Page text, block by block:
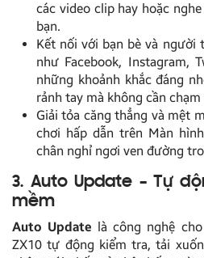
các video clip hay hoặc
bạn.
Kết nối với bạn bè và người
như Facebook, Instagram,
những khoảnh khắc đáng
rảnh tay mà không cần
Giải tỏa căng thẳng và mệt
chơi hấp dẫn trên Màn
chân nghỉ ngơi ven đường
3. Auto Update – Tự
mềm
Auto Update là công nghệ
ZX10 tự động kiểm tra, tải